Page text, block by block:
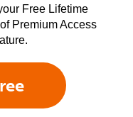
Free Lifetime
Premium Access